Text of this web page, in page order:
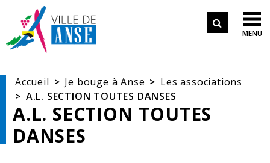
Aller au menu
Aller à la recherche

Formulaire
de
MENU
Accueil Je bouge à Anse
Les associations
A.L. SECTION TOUTES DANSES
A.L. SECTION TOUTES
DANSES